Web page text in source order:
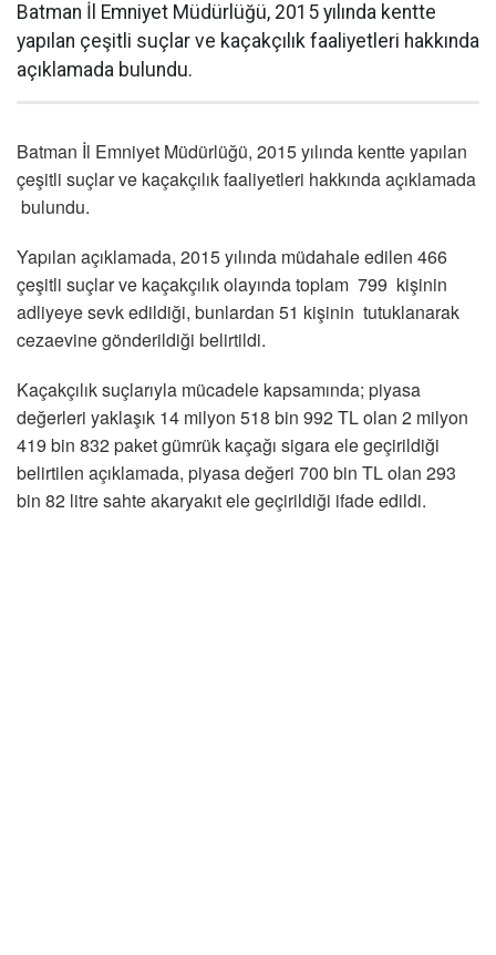
Batman İl Emniyet Müdürlüğü, 2015 yılında kentte
yapılan çeşitli suçlar ve kaçakçılık faaliyetleri hakkında
açıklamada bulundu.
Batman İl Emniyet Müdürlüğü, 2015 yılında kentte yapılan
çeşitli suçlar ve kaçakçılık faaliyetleri hakkında açıklamada
bulundu.
Yapılan açıklamada, 2015 yılında müdahale edilen 466
çeşitli suçlar ve kaçakçılık olayında toplam 799 kişinin
adliyeye sevk edildiği, bunlardan 51 kişinin tutuklanarak
cezaevine gönderildiği belirtildi.
Kaçakçılık suçlarıyla mücadele kapsamında; piyasa
değerleri yaklaşık 14 milyon 518 bin 992 TL olan 2 milyon
419 bin 832 paket gümrük kaçağı sigara ele geçirildiği
belirtilen açıklamada, piyasa değeri 700 bin TL olan 293
bin 82 litre sahte akaryakıt ele geçirildiği ifade edildi.